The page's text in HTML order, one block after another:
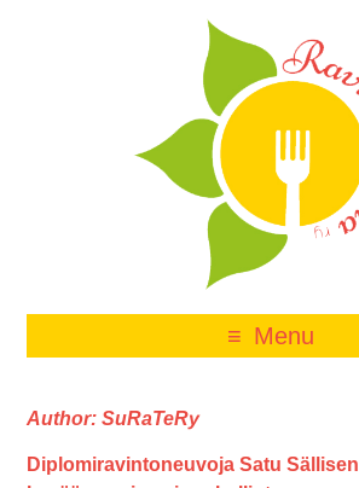
Menu
Author:SuRaTeRy
Diplomiravintoneuvoja Satu